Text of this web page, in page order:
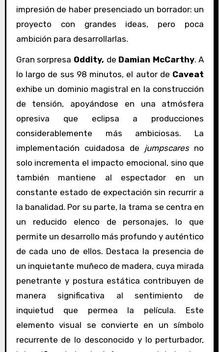
impresión de haber presenciado un borrador: un
proyecto con grandes ideas, pero poca
ambición para desarrollarlas.
Gran sorpresa Oddity, de Damian McCarthy. A
lo largo de sus 98 minutos, el autor de Caveat
exhibe un dominio magistral en la construcción
de tensión, apoyándose en una atmósfera
opresiva que eclipsa a producciones
considerablemente más ambiciosas. La
implementación cuidadosa de jumpscaresno
solo incrementa el impacto emocional, sino que
también mantiene al espectador en un
constante estado de expectación sin recurrir a
la banalidad. Por su parte, la trama se centra en
un reducido elenco de personajes, lo que
permite un desarrollo más profundo y auténtico
de cada uno de ellos. Destaca la presencia de
un inquietante muñeco de madera, cuya mirada
penetrante y postura estática contribuyen de
manera significativa al sentimiento de
inquietud que permea la película. Este
elemento visual se convierte en un símbolo
recurrente de lo desconocido y lo perturbador,